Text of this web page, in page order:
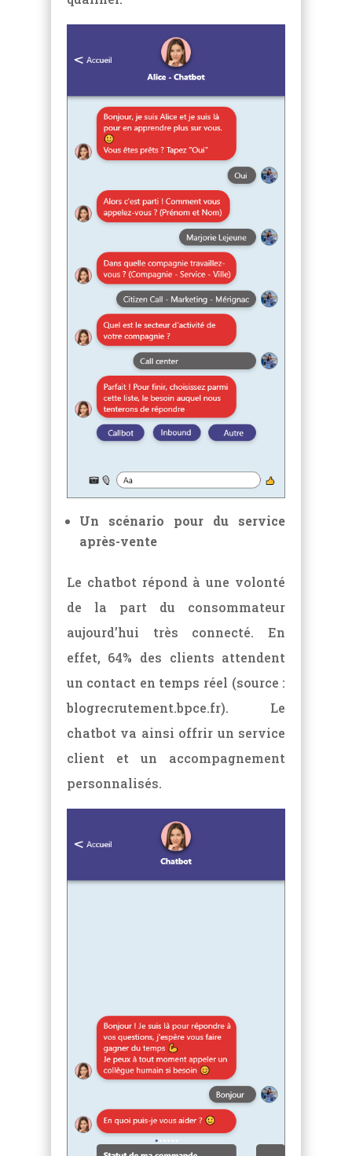
Un scénario pour du service
après-vente
Le chatbot répond à une volonté
de la part du consommateur
aujourd’hui très connecté. En
effet, 64% des clients attendent
un contact en temps réel (source :
blogrecrutement.bpce.fr). Le
chatbot va ainsi offrir un service
client et un accompagnement
personnalisés.